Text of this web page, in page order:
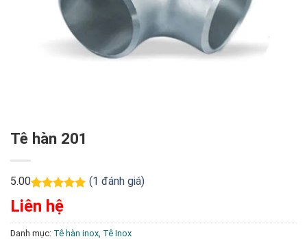
Tê hàn 201
5.00
5.00 trên 5
dựa trên
1
đánh giá
(1 đánh giá)
Liên hệ
Danh mục: Tê hàn inox, Tê Inox